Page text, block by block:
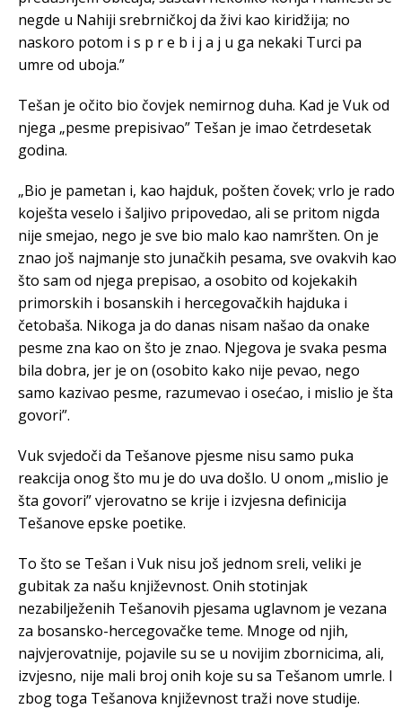
negde u Nahiji srebrničkoj da živi kao kiridžija; no
naskoro potom i s p r e b i j a j u ga nekaki Turci pa
umre od uboja.”
Tešan je očito bio čovjek nemirnog duha. Kad je Vuk od
njega „pesme prepisivao” Tešan je imao četrdesetak
godina.
„Bio je pametan i, kao hajduk, pošten čovek; vrlo je rado
koješta veselo i šaljivo pripovedao, ali se pritom nigda
nije smejao, nego je sve bio malo kao namršten. On je
znao još najmanje sto junačkih pesama, sve ovakvih kao
što sam od njega prepisao, a osobito od kojekakih
primorskih i bosanskih i hercegovačkih hajduka i
četobaša. Nikoga ja do danas nisam našao da onake
pesme zna kao on što je znao. Njegova je svaka pesma
bila dobra, jer je on (osobito kako nije pevao, nego
samo kazivao pesme, razumevao i osećao, i mislio je šta
govori”.
Vuk svjedoči da Tešanove pjesme nisu samo puka
reakcija onog što mu je do uva došlo. U onom „mislio je
šta govori” vjerovatno se krije i izvjesna definicija
Tešanove epske poetike.
To što se Tešan i Vuk nisu još jednom sreli, veliki je
gubitak za našu književnost. Onih stotinjak
nezabilježenih Tešanovih pjesama uglavnom je vezana
za bosansko-hercegovačke teme. Mnoge od njih,
najvjerovatnije, pojavile su se u novijim zbornicima, ali,
izvjesno, nije mali broj onih koje su sa Tešanom umrle. I
zbog toga Tešanova književnost traži nove studije.